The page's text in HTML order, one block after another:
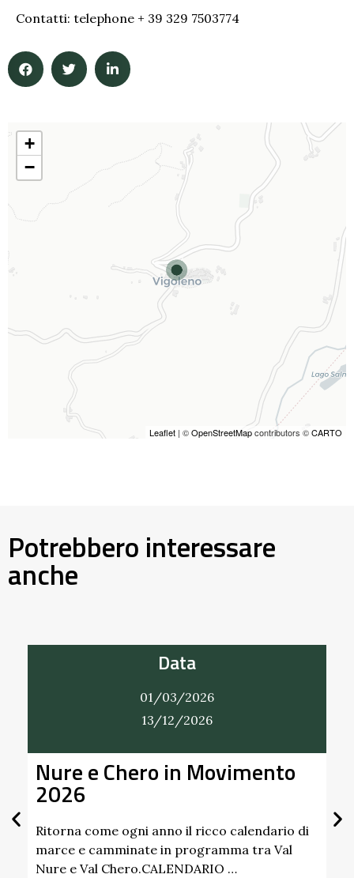
Contatti: telephone + 39 329 7503774
+
−
Leaflet | ©OpenStreetMapcontributors ©CARTO
Potrebbero interessare
anche
01/03/2026
13/12/2026
e Chero in Movimento
come ogni anno il ricco calendario di
e camminate in programma tra Val
Val Chero.CALENDARIO …
Alla